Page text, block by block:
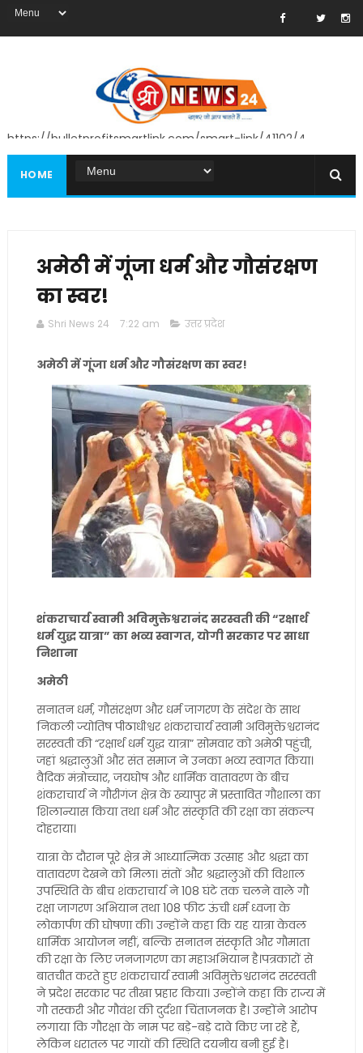
https://bulletprofitsmartlink.com/smart-link/41102/4
HOME
अमेठी में गूंजा धर्म और गौसंरक्षण
का स्वर!
Shri News 24 7:22 am उत्तर प्रदेश
अमेठी में गूंजा धर्म और गौसंरक्षण का स्वर!
शंकराचार्य स्वामी अविमुक्तेश्वरानंद सरस्वती की “रक्षार्थ
धर्म युद्ध यात्रा” का भव्य स्वागत, योगी सरकार पर साधा
निशाना
अमेठी
सनातन धर्म, गौसंरक्षण और धर्म जागरण के संदेश के साथ
निकली ज्योतिष पीठाधीश्वर शंकराचार्य स्वामी अविमुक्तेश्वरानंद
सरस्वती की “रक्षार्थ धर्म युद्ध यात्रा” सोमवार को अमेठी पहुंची,
जहां श्रद्धालुओं और संत समाज ने उनका भव्य स्वागत किया।
वैदिक मंत्रोच्चार, जयघोष और धार्मिक वातावरण के बीच
शंकराचार्य ने गौरीगंज क्षेत्र के ख्यापुर में प्रस्तावित गौशाला का
शिलान्यास किया तथा धर्म और संस्कृति की रक्षा का संकल्प
दोहराया।
यात्रा के दौरान पूरे क्षेत्र में आध्यात्मिक उत्साह और श्रद्धा का
वातावरण देखने को मिला। संतों और श्रद्धालुओं की विशाल
उपस्थिति के बीच शंकराचार्य ने 108 घंटे तक चलने वाले गौ
रक्षा जागरण अभियान तथा 108 फीट ऊंची धर्म ध्वजा के
लोकार्पण की घोषणा की। उन्होंने कहा कि यह यात्रा केवल
धार्मिक आयोजन नहीं, बल्कि सनातन संस्कृति और गौमाता
की रक्षा के लिए जनजागरण का महाअभियान है।पत्रकारों से
बातचीत करते हुए शंकराचार्य स्वामी अविमुक्तेश्वरानंद सरस्वती
ने प्रदेश सरकार पर तीखा प्रहार किया। उन्होंने कहा कि राज्य में
गौ तस्करी और गौवंश की दुर्दशा चिंताजनक है। उन्होंने आरोप
लगाया कि गौरक्षा के नाम पर बड़े-बड़े दावे किए जा रहे हैं,
लेकिन धरातल पर गायों की स्थिति दयनीय बनी हुई है।